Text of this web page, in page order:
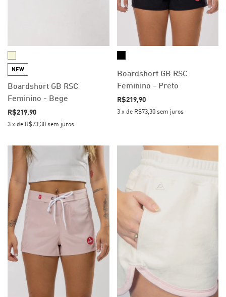
NEW
Boardshort GB RSC
Feminino - Bege
R$219,90
3 x de R$73,30 sem juros
Boardshort GB RSC
Feminino - Preto
R$219,90
3 x de R$73,30 sem juros